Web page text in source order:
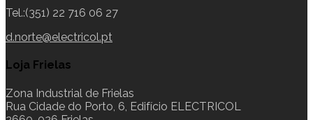
Tel.:(351) 22 716 06 27
d.norte@electricol.pt
Loja Frielas
Zona Industrial de Frielas
Rua Cidade do Porto, 6, Edifício ELECTRICOL